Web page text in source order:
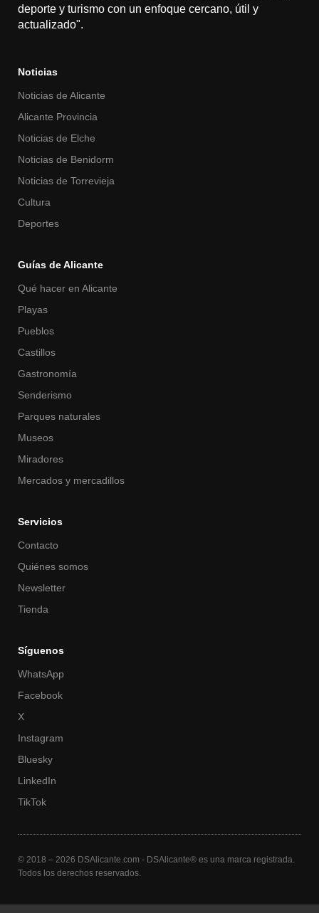
deporte y turismo con un enfoque cercano, útil y
actualizado".
Noticias
Noticias de Alicante
Alicante Provincia
Noticias de Elche
Noticias de Benidorm
Noticias de Torrevieja
Cultura
Deportes
Guías de Alicante
Qué hacer en Alicante
Playas
Pueblos
Castillos
Gastronomía
Senderismo
Parques naturales
Museos
Miradores
Mercados y mercadillos
Servicios
Contacto
Quiénes somos
Newsletter
Tienda
Síguenos
WhatsApp
Facebook
X
Instagram
Bluesky
LinkedIn
TikTok
© 2018 – 2026 DSAlicante.com - DSAlicante® es una marca registrada.
Todos los derechos reservados.